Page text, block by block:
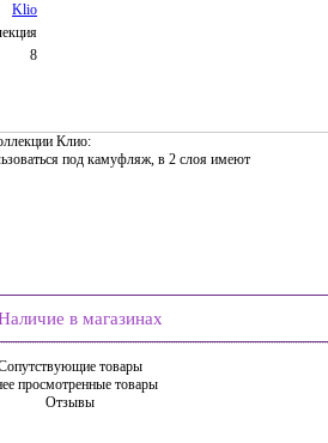
Klio
8
Клио:
под камуфляж, в 2 слоя имеют
в магазинах
товары
просмотренные товары
Отзывы